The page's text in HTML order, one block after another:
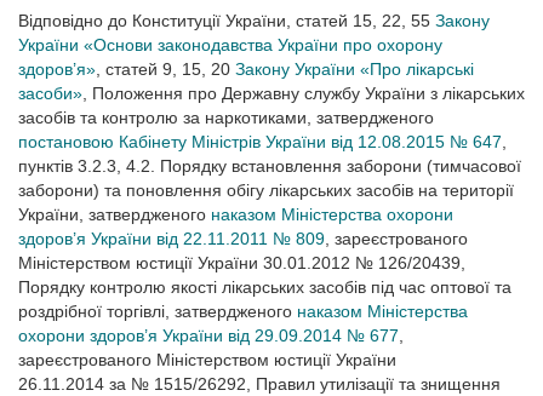
Відповідно до Конституції України, статей 15, 22, 55 Закону
України «Основи законодавства України про охорону
здоров’я» , статей 9, 15, 20 Закону України «Про лікарські
засоби» , Положення про Державну службу України з лікарських
засобів та контролю за наркотиками, затвердженого
постановою Кабінету Міністрів України від 12.08.2015 № 647
пунктів 3.2.3, 4.2. Порядку встановлення заборони (тимчасової
заборони) та поновлення обігу лікарських засобів на території
України, затвердженого наказом Міністерства охорони
здоров’я України від 22.11.2011 № 809 , зареєстрованого
Міністерством юстиції України 30.01.2012 № 126/20439,
Порядку контролю якості лікарських засобів під час оптової та
роздрібної торгівлі, затвердженого наказом Міністерства
охорони здоров’я України від 29.09.2014 № 677
зареєстрованого Міністерством юстиції України
26.11.2014 за № 1515/26292, Правил утилізації та знищення